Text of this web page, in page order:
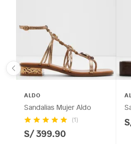
ALDO
Sandalias Mujer Aldo
(1)
S/ 399.90